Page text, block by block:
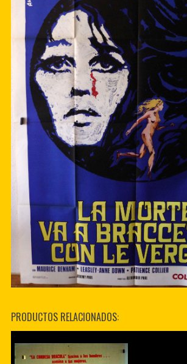
PRODUCTOS RELACIONADOS: